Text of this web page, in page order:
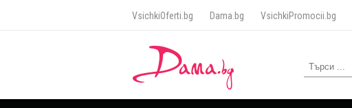
VsichkiOferti.bg Dama.bg VsichkiPromocii.bg